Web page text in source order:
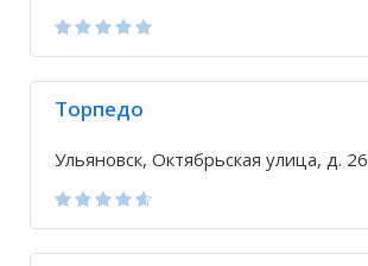
Торпедо
Ульяновск, Октябрьская улица, д. 26